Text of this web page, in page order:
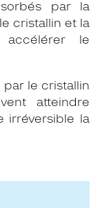
par la
cristallin et la
le
le cristallin
atteindre
irréversible la